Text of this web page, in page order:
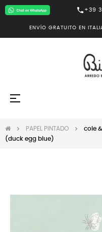
call +39
ENVÍO GRATUITO EN
Navegación
☰
PAPEL PINTADO
cole
(duck egg blue)